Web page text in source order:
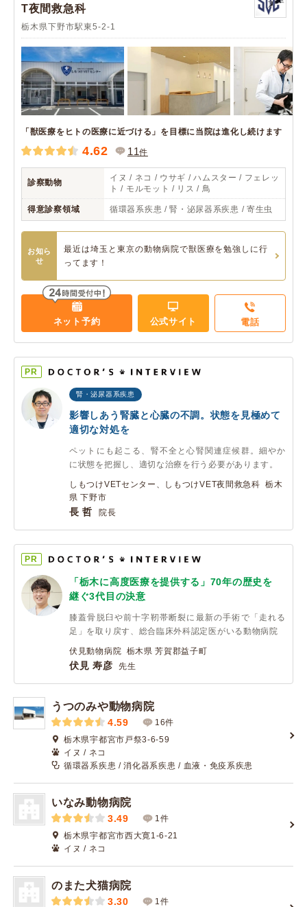
T夜間救急科
栃木県下野市駅東5-2-1
「獣医療をヒトの医療に近づける」を目標に当院は進化し続けます
4.62 11件
診察動物
イヌ / ネコ / ウサギ / ハムスター / フェレッ
ト / モルモット / リス / 鳥
得意診察領域 循環器系疾患 / 腎・泌尿器系疾患 / 寄生虫
お知ら
せ
最近は埼玉と東京の動物病院で獣医療を勉強しに行
ってます！
ネット予約 公式サイト 電話
PR
腎・泌尿器系疾患
影響しあう腎臓と心臓の不調。状態を見極めて
適切な対処を
ペットにも起こる、腎不全と心腎関連症候群。細やか
に状態を把握し、適切な治療を行う必要があります。
しもつけVETセンター、しもつけVET夜間救急科 栃木
県 下野市
長 哲 院長
PR
「栃木に高度医療を提供する」70年の歴史を
継ぐ3代目の決意
膝蓋骨脱臼や前十字靭帯断裂に最新の手術で「走れる
足」を取り戻す、総合臨床外科認定医がいる動物病院
伏見動物病院 栃木県 芳賀郡益子町
伏見 寿彦 先生
うつのみや動物病院
4.59
16件
栃木県宇都宮市戸祭3-6-59
イヌ / ネコ
循環器系疾患 / 消化器系疾患 / 血液・免疫系疾患
いなみ動物病院
3.49
1件
栃木県宇都宮市西大寛1-6-21
イヌ / ネコ
のまた犬猫病院
3.30 1件